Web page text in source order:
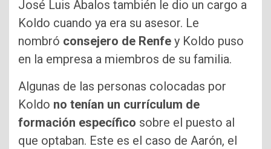
José Luis Ábalos también le dio un cargo a
Koldo cuando ya era su asesor. Le
nombró consejero de Renfe y Koldo puso
en la empresa a miembros de su familia.
Algunas de las personas colocadas por
Koldo no tenían un currículum de
formación específico sobre el puesto al
que optaban. Este es el caso de Aarón, el